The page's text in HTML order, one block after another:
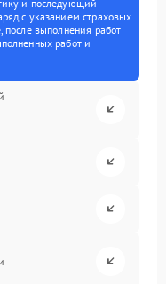
и последующий
с указанием страховых
после выполнения работ
работ и